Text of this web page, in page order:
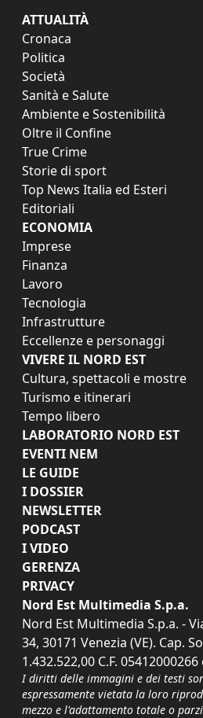
ATTUALITÀ
Cronaca
Politica
Società
Sanità e Salute
Ambiente e Sostenibilità
Oltre il Confine
True Crime
Storie di sport
Top News Italia ed Esteri
Editoriali
ECONOMIA
Imprese
Finanza
Lavoro
Tecnologia
Infrastrutture
Eccellenze e personaggi
VIVERE IL NORD EST
Cultura, spettacoli e mostre
Turismo e itinerari
Tempo libero
LABORATORIO NORD EST
EVENTI NEM
LE GUIDE
I DOSSIER
NEWSLETTER
PODCAST
I VIDEO
GERENZA
PRIVACY
Nord Est Multimedia S.p.a.
Nord Est Multimedia S.p.a. -
34, 30171 Venezia (VE). Cap.
1.432.522,00 C.F. 05412000266
I diritti delle immagini e dei testi
espressamente vietata la loro
mezzo e l'adattamento totale o